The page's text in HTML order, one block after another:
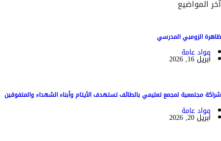
آخر المواضيع
ظاهرة الزومبي المدرسي
مواد عامة
أبريل 16, 2026
شراكة مجتمعية لمجمع تعليمي بالطائف تستهدف الأيتام وأبناء الشهداء والمتفوقين
مواد عامة
أبريل 20, 2026